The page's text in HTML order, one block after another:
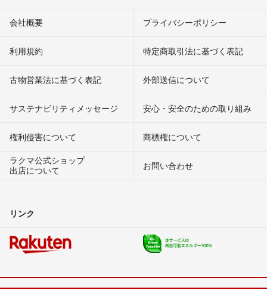
会社概要 プライバシーポリシー
利用規約 特定商取引法に基づく表記
古物営業法に基づく表記 外部送信について
サステナビリティメッセージ 安心・安全のための取り組み
権利侵害について
商標権について
ラクマ公式ショップ
出店について
お問い合わせ
リンク